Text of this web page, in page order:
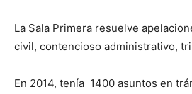
La Sala Primera resuelve
civil, contencioso administrativo,
En 2014, tenía 1400 asuntos en